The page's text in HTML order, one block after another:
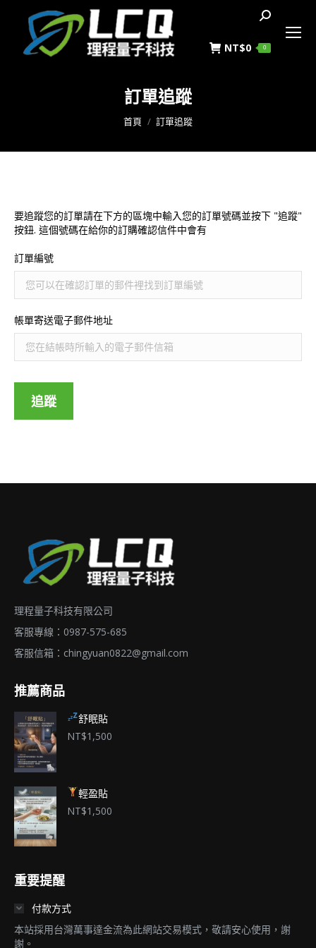
搜
NT$0 0
訂單追蹤
您在這裡：
首頁 訂單追蹤
要追蹤您的訂單請在下方的區塊中輸入您的訂單號碼並按下 "追蹤"
按鈕. 這個號碼在給你的訂購確認信件中會有
訂單編號
帳單寄送電子郵件地址
追蹤
理程量子科技有限公司
客服專線：0987-575-685
客服信箱： chingyuan0822@gmail.com
推薦商品
舒眠貼
NT$1,500
輕盈貼
NT$1,500
重要提醒
付款方式
本站採用台灣萬事達金流為此網站交易模式，敬請安心使用，謝
謝。